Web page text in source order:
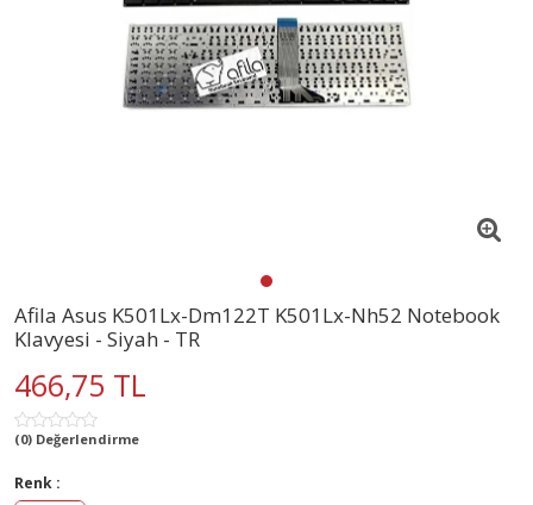
Afila Asus K501Lx-Dm122T K501Lx-Nh52 Notebook
Klavyesi - Siyah - TR
466,75 TL
(0) Değerlendirme
Renk :